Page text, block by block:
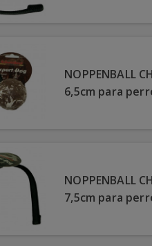
NOPPENBALL
6,5cm para
NOPPENBALL
7,5cm para